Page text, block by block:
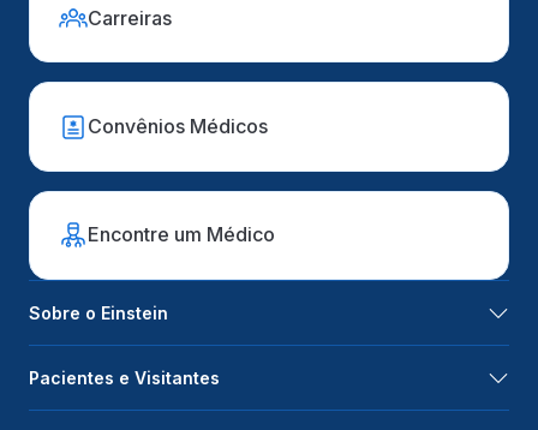
Carreiras
Convênios Médicos
Encontre um Médico
Sobre o Einstein
Pacientes e Visitantes